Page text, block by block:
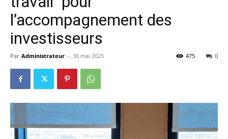
l’accompagnement des
investisseurs
Par Administrateur - 30 mai 2025 0
475